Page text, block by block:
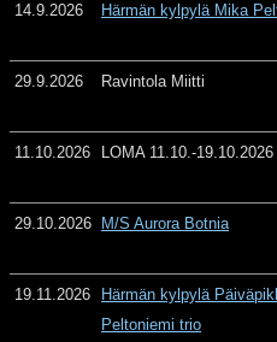
14.9.2026 Härmän kylpylä Mika
29.9.2026 Ravintola Miitti
11.10.2026 LOMA 11.10.-19.10.2026
29.10.2026 M/S Aurora Botnia
19.11.2026
Härmän kylpylä
Peltoniemi trio